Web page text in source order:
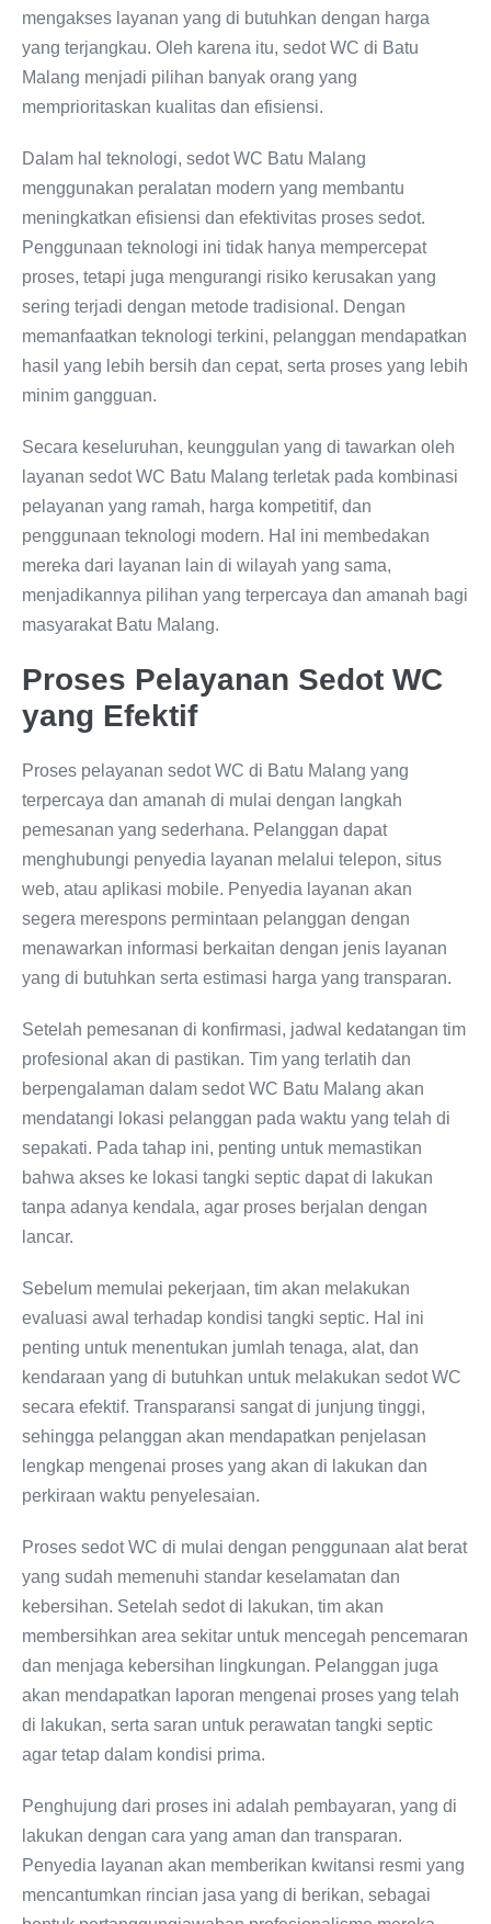
mengakses layanan yang di butuhkan dengan harga
yang terjangkau. Oleh karena itu, sedot WC di Batu
Malang menjadi pilihan banyak orang yang
memprioritaskan kualitas dan efisiensi.
Dalam hal teknologi, sedot WC Batu Malang
menggunakan peralatan modern yang membantu
meningkatkan efisiensi dan efektivitas proses sedot.
Penggunaan teknologi ini tidak hanya mempercepat
proses, tetapi juga mengurangi risiko kerusakan yang
sering terjadi dengan metode tradisional. Dengan
memanfaatkan teknologi terkini, pelanggan mendapatkan
hasil yang lebih bersih dan cepat, serta proses yang lebih
minim gangguan.
Secara keseluruhan, keunggulan yang di tawarkan oleh
layanan sedot WC Batu Malang terletak pada kombinasi
pelayanan yang ramah, harga kompetitif, dan
penggunaan teknologi modern. Hal ini membedakan
mereka dari layanan lain di wilayah yang sama,
menjadikannya pilihan yang terpercaya dan amanah bagi
masyarakat Batu Malang.
Proses Pelayanan Sedot WC
yang Efektif
Proses pelayanan sedot WC di Batu Malang yang
terpercaya dan amanah di mulai dengan langkah
pemesanan yang sederhana. Pelanggan dapat
menghubungi penyedia layanan melalui telepon, situs
web, atau aplikasi mobile. Penyedia layanan akan
segera merespons permintaan pelanggan dengan
menawarkan informasi berkaitan dengan jenis layanan
yang di butuhkan serta estimasi harga yang transparan.
Setelah pemesanan di konfirmasi, jadwal kedatangan tim
profesional akan di pastikan. Tim yang terlatih dan
berpengalaman dalam sedot WC Batu Malang akan
mendatangi lokasi pelanggan pada waktu yang telah di
sepakati. Pada tahap ini, penting untuk memastikan
bahwa akses ke lokasi tangki septic dapat di lakukan
tanpa adanya kendala, agar proses berjalan dengan
lancar.
Sebelum memulai pekerjaan, tim akan melakukan
evaluasi awal terhadap kondisi tangki septic. Hal ini
penting untuk menentukan jumlah tenaga, alat, dan
kendaraan yang di butuhkan untuk melakukan sedot WC
secara efektif. Transparansi sangat di junjung tinggi,
sehingga pelanggan akan mendapatkan penjelasan
lengkap mengenai proses yang akan di lakukan dan
perkiraan waktu penyelesaian.
Proses sedot WC di mulai dengan penggunaan alat berat
yang sudah memenuhi standar keselamatan dan
kebersihan. Setelah sedot di lakukan, tim akan
membersihkan area sekitar untuk mencegah pencemaran
dan menjaga kebersihan lingkungan. Pelanggan juga
akan mendapatkan laporan mengenai proses yang telah
di lakukan, serta saran untuk perawatan tangki septic
agar tetap dalam kondisi prima.
Penghujung dari proses ini adalah pembayaran, yang di
lakukan dengan cara yang aman dan transparan.
Penyedia layanan akan memberikan kwitansi resmi yang
mencantumkan rincian jasa yang di berikan, sebagai